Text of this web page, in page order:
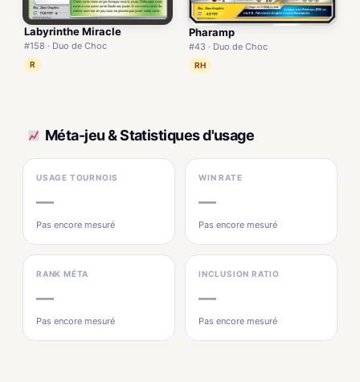
Labyrinthe Miracle
#158 · Duo de Choc
R
Pharamp
#43 · Duo de Choc
RH
Méta-jeu & Statistiques d'usage
USAGE TOURNOIS
—
Pas encore mesuré
WIN RATE
—
Pas encore mesuré
RANK MÉTA
—
Pas encore mesuré
INCLUSION RATIO
—
Pas encore mesuré